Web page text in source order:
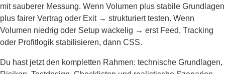
mit sauberer Messung. Wenn Volumen plus stabile Grundlagen
plus fairer Vertrag oder Exit → strukturiert testen. Wenn
Volumen niedrig oder Setup wackelig → erst Feed, Tracking
oder Profitlogik stabilisieren, dann CSS.
Du hast jetzt den kompletten Rahmen: technische Grundlagen,